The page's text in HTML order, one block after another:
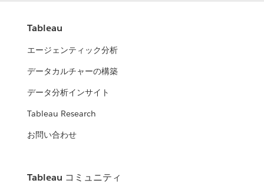
Tableau
エージェンティック分析
データカルチャーの構築
データ分析インサイト
Tableau Research
お問い合わせ
Tableau コミュニティ